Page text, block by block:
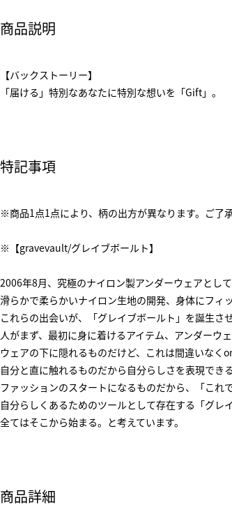
商品説明
【バックストーリー】
「届ける」特別なあなたに特別な想いを「Gift」。
特記事項
※商品1点1点により、柄の出方が異なります。ご了承
※【gravevault/グレイブボールト】
2006年8月、究極のナイロン製アンダーウェアとして
滑らかで柔らかいナイロン生地の開発、身体にフィ
これらの出会いが、「グレイブボールト」を誕生させ
人がまず、最初に身に着けるアイテム、アンダーウェ
ウェアの下に隠れるものだけど、これは間違いなく
自分と直に触れるものだから自分らしさを表現でき
ファッションのスタートになるものだから、「これ
自分らしくあるためのツールとして存在する「グレ
全てはそこから始まる。と考えています。
商品詳細